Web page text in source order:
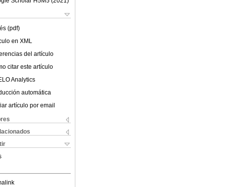
(pdf)
en XML
del artículo
citar este artículo
Analytics
automática
artículo por email